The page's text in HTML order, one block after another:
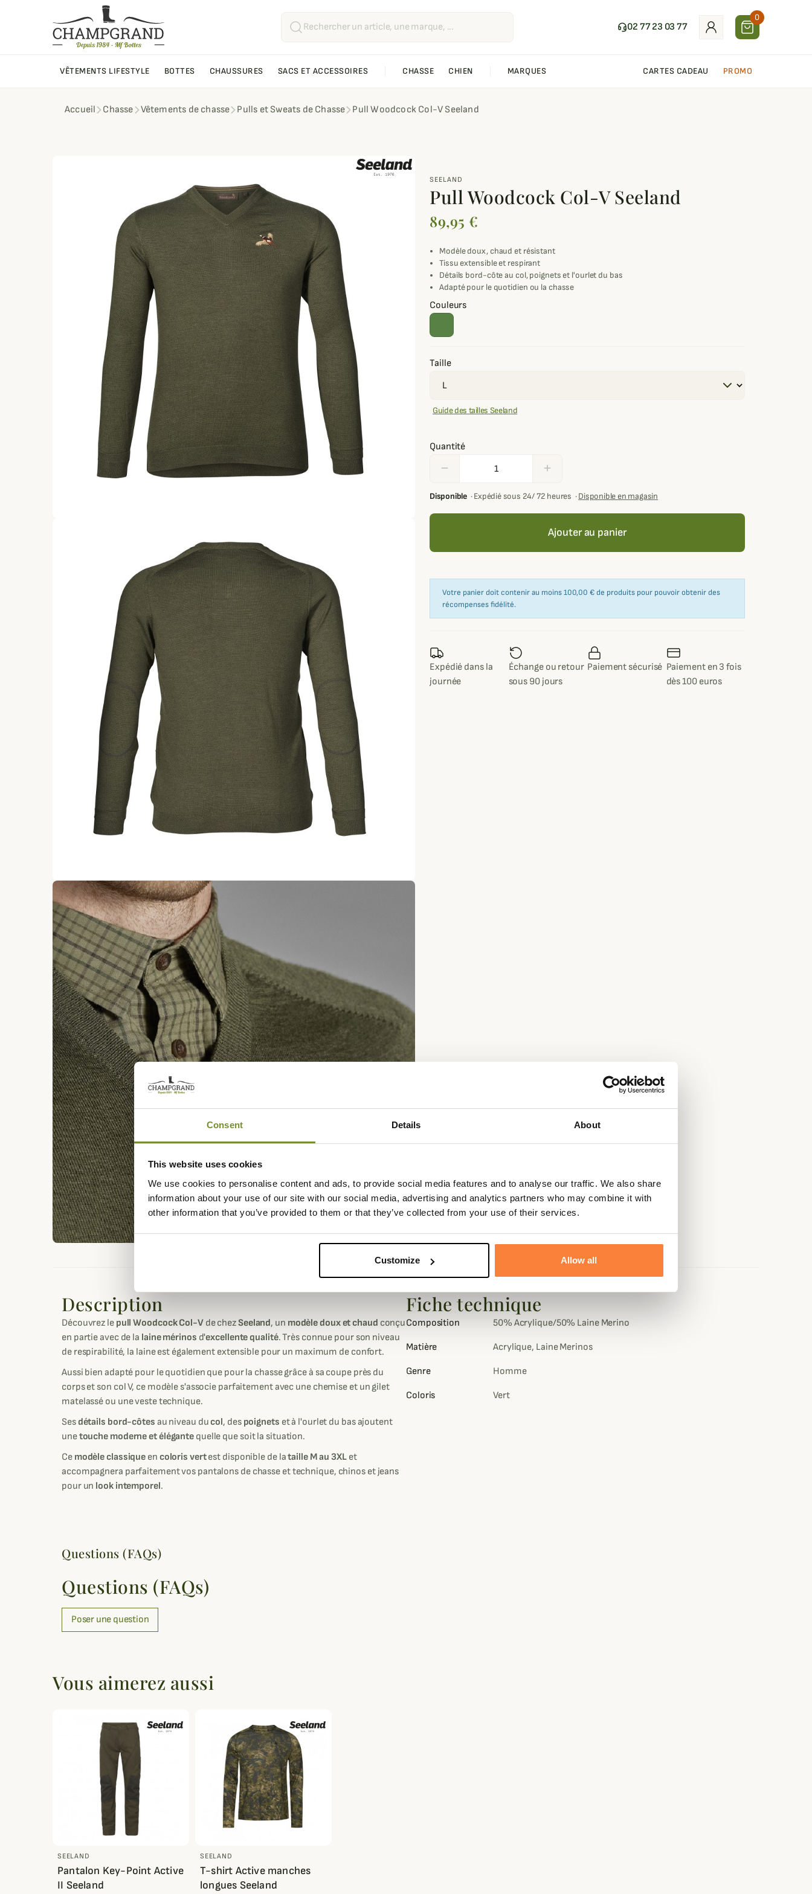
Consent Details About
This website uses cookies
We use cookies to personalise content and ads, to provide social media features and to analyse our traffic. We also share
information about your use of our site with our social media, advertising and analytics partners who may combine it with
other information that you’ve provided to them or that they’ve collected from your use of their services.
Customize Allow all
02 77 23 03 77
0
VÊTEMENTS LIFESTYLE BOTTES CHAUSSURES SACS ET ACCESSOIRES CHASSE CHIEN MARQUES CARTES CADEAU PROMO
Accueil Chasse Vêtements de chasse Pulls et Sweats de Chasse Pull Woodcock Col-V Seeland
SEELAND
Pull Woodcock Col-V Seeland
89,95 €
Modèle doux, chaud et résistant
Tissu extensible et respirant
Détails bord-côte au col, poignets et l'ourlet du bas
Adapté pour le quotidien ou la chasse
Couleurs
Taille
Guide des tailles Seeland
Quantité
remove add
Disponible ·Expédié sous 24/ 72 heures ·Disponible en magasin
Ajouter au panier
Votre panier doit contenir au moins 100,00 € de produits pour pouvoir obtenir des
récompenses fidélité.
Expédié dans la
journée
Échange ou retour
sous 90 jours
Paiement sécurisé Paiement en 3 fois
dès 100 euros
Description
Découvrez le pull Woodcock Col-Vde chezSeeland, un modèle doux et chaud conçu
en partie avec de la laine mérinos d'excellente qualité. Très connue pour son niveau
de respirabilité, la laine est également extensible pour un maximum de confort.
Aussi bien adapté pour le quotidien que pour la chasse grâce à sa coupe près du
corps et son col V, ce modèle s'associe parfaitement avec une chemise et un gilet
matelassé ou une veste technique.
Sesdétails bord-côtes au niveau ducol, des poignets et à l'ourlet du bas ajoutent
unetouche moderne et élégante quelle que soit la situation.
Ce modèle classique en coloris vertest disponible de lataille M au 3XLet
accompagnera parfaitement vos pantalons de chasse et technique, chinos et jeans
pour un look intemporel.
Fiche technique
Composition 50% Acrylique/50% Laine Merino
Matière Acrylique, Laine Merinos
Genre Homme
Coloris Vert
Questions (FAQs)
Questions (FAQs)
Poser une question
Vous aimerez aussi
SEELAND
Pantalon Key-Point Active
II Seeland
SEELAND
T-shirt Active manches
longues Seeland